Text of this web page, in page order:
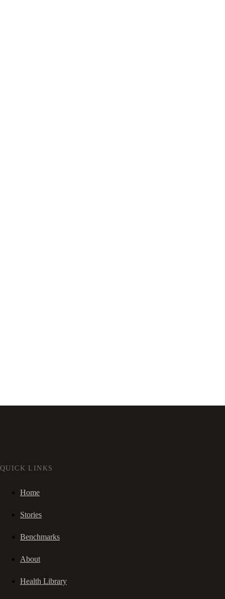
QUICK LINKS
Home
Stories
Benchmarks
About
Health Library